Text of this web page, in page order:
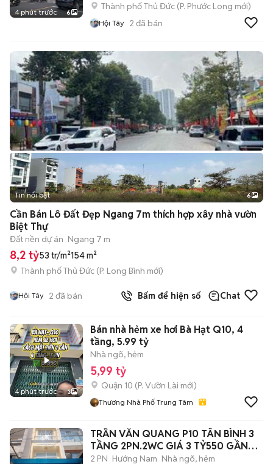
4 phút trước 6
Thành phố Thủ Đức (P. Phước Long mới)
Hội Tây 2 đã bán
+2
Tin nổi bật 6
Cần Bán Lô Đất Đẹp Ngang 7m thích hợp xây nhà vườn
Biệt Thự
Đất nền dự án Ngang 7 m
8,2 tỷ53 tr/m²154 m²
Thành phố Thủ Đức (P. Long Bình mới)
Hội Tây 2 đã bán Bấm để hiện số Chat
4 phút trước 3
Bán nhà hẻm xe hơi Bà Hạt Q10, 4
tầng, 5.99 tỷ
Nhà ngõ, hẻm
5,99 tỷ
Quận 10 (P. Vườn Lài mới)
Thương Nhà Phố Trung Tâm
TRẦN VĂN QUANG P10 TÂN BÌNH 3
TẦNG 2PN.2WC GIÁ 3 TỶ550 GẦN
CHỢ
2 PN Hướng Nam Nhà ngõ, hẻm